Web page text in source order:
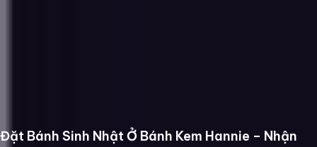
Đặt Bánh Sinh Nhật Ở Bánh Kem Hannie – Nhận